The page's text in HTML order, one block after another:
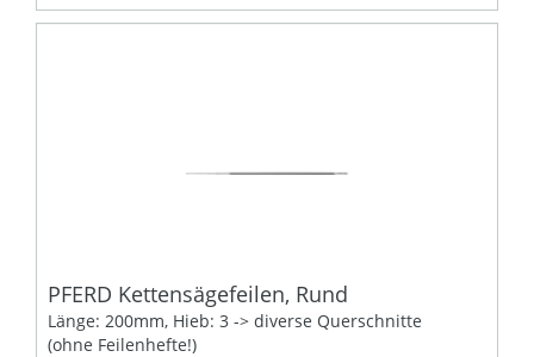
PFERD Kettensägefeilen, Rund
Länge: 200mm, Hieb: 3 -> diverse Querschnitte
(ohne Feilenhefte!)